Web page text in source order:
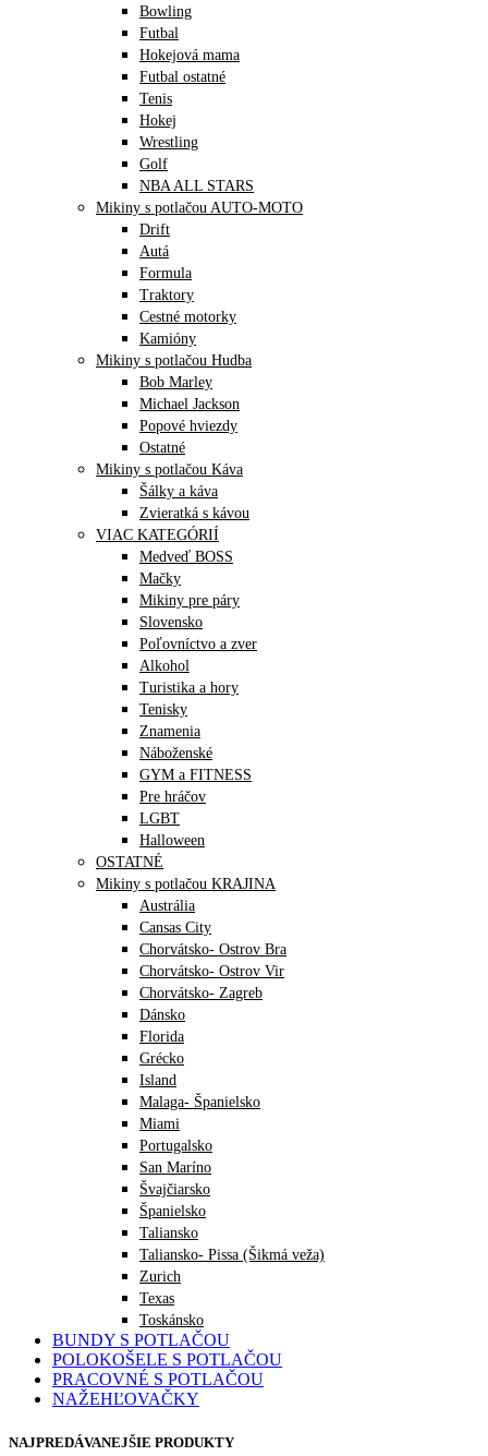
Bowling
Futbal
Hokejová mama
Futbal ostatné
Tenis
Hokej
Wrestling
Golf
NBA ALL STARS
Mikiny s potlačou AUTO-MOTO
Drift
Autá
Formula
Traktory
Cestné motorky
Kamióny
Mikiny s potlačou Hudba
Bob Marley
Michael Jackson
Popové hviezdy
Ostatné
Mikiny s potlačou Káva
Šálky a káva
Zvieratká s kávou
VIAC KATEGÓRIÍ
Medveď BOSS
Mačky
Mikiny pre páry
Slovensko
Poľovníctvo a zver
Alkohol
Turistika a hory
Tenisky
Znamenia
Náboženské
GYM a FITNESS
Pre hráčov
LGBT
Halloween
OSTATNÉ
Mikiny s potlačou KRAJINA
Austrália
Cansas City
Chorvátsko- Ostrov Bra
Chorvátsko- Ostrov Vir
Chorvátsko- Zagreb
Dánsko
Florida
Grécko
Island
Malaga- Španielsko
Miami
Portugalsko
San Maríno
Švajčiarsko
Španielsko
Taliansko
Taliansko- Pissa (Šikmá veža)
Zurich
Texas
Toskánsko
BUNDY S POTLAČOU
POLOKOŠELE S POTLAČOU
PRACOVNÉ S POTLAČOU
NAŽEHĽOVAČKY
NAJPREDÁVANEJŠIE PRODUKTY